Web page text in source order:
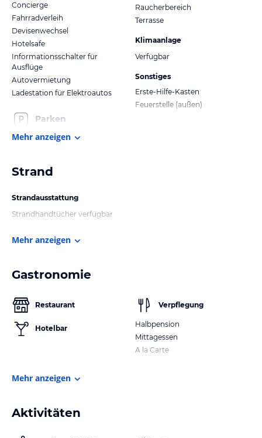
Concierge
Fahrradverleih
Devisenwechsel
Hotelsafe
Informationsschalter für
Ausflüge
Autovermietung
Ladestation für Elektroautos
Parken
Raucherbereich
Terrasse
Klimaanlage
Verfügbar
Sonstiges
Erste-Hilfe-Kasten
Feuerstelle (außen)
Mehr anzeigen
Strand
Strandausstattung
Strandhandtücher verfügbar
Mehr anzeigen
Gastronomie
Restaurant
Hotelbar
Verpflegung
Halbpension
Mittagessen
A la Carte
Mehr anzeigen
Aktivitäten